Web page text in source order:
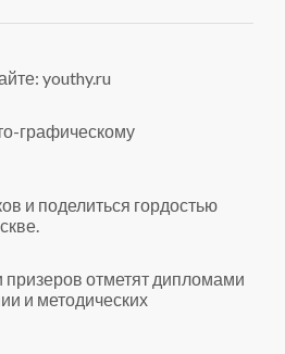
youthy.ru
графическому
и поделиться гордостью
призеров отметят дипломами
и методических